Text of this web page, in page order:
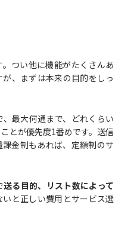
つい他に機能がたくさんあ
、まずは本来の目的をしっ
最大何通まで、どれくらい
とが優先度1番めです。送信
金制もあれば、定額制のサ
送る目的、リスト数によって
いと正しい費用とサービス選